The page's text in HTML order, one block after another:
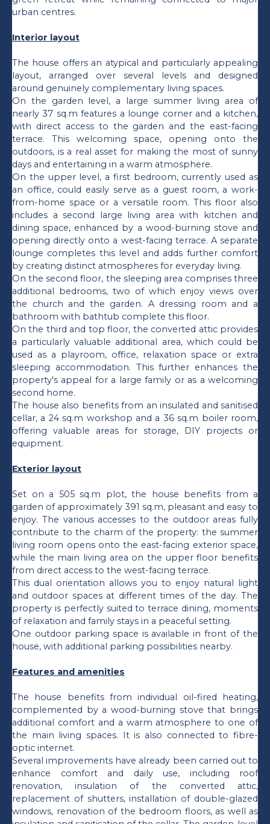
urban centres.
Interior layout
The house offers an atypical and particularly appealing
layout, arranged over several levels and designed
around genuinely complementary living spaces.
On the garden level, a large summer living area of
nearly 37 sq.m features a lounge corner and a kitchen,
with direct access to the garden and the east-facing
terrace. This welcoming space, opening onto the
outdoors, is a real asset for making the most of sunny
days and entertaining in a warm atmosphere.
On the upper level, a first bedroom, currently used as
an office, could easily serve as a guest room, a work-
from-home space or a versatile room. This floor also
includes a second large living area with kitchen and
dining space, enhanced by a wood-burning stove and
opening directly onto a west-facing terrace. A separate
lounge completes this level and adds further comfort
by creating distinct atmospheres for everyday living.
On the second floor, the sleeping area comprises three
additional bedrooms, two of which enjoy views over
the church and the garden. A dressing room and a
bathroom with bathtub complete this floor.
On the third and top floor, the converted attic provides
a particularly valuable additional area, which could be
used as a playroom, office, relaxation space or extra
sleeping accommodation. This further enhances the
property's appeal for a large family or as a welcoming
second home.
The house also benefits from an insulated and sanitised
cellar, a 24 sq.m workshop and a 36 sq.m boiler room,
offering valuable areas for storage, DIY projects or
equipment.
Exterior layout
Set on a 505 sq.m plot, the house benefits from a
garden of approximately 391 sq.m, pleasant and easy to
enjoy. The various accesses to the outdoor areas fully
contribute to the charm of the property: the summer
living room opens onto the east-facing exterior space,
while the main living area on the upper floor benefits
from direct access to the west-facing terrace.
This dual orientation allows you to enjoy natural light
and outdoor spaces at different times of the day. The
property is perfectly suited to terrace dining, moments
of relaxation and family stays in a peaceful setting.
One outdoor parking space is available in front of the
house, with additional parking possibilities nearby.
Features and amenities
The house benefits from individual oil-fired heating,
complemented by a wood-burning stove that brings
additional comfort and a warm atmosphere to one of
the main living spaces. It is also connected to fibre-
optic internet.
Several improvements have already been carried out to
enhance comfort and daily use, including roof
renovation, insulation of the converted attic,
replacement of shutters, installation of double-glazed
windows, renovation of the bedroom floors, as well as